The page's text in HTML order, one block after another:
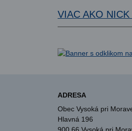
VIAC AKO
ADRESA
Obec Vysoká pri
Hlavná 196